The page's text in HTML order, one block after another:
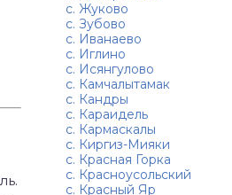
с. Жуково
с. Зубово
с. Иванаево
с. Иглино
с. Исянгулово
с. Камчалытамак
с. Кандры
с. Караидель
с. Кармаскалы
с. Киргиз-Мияки
с. Красная Горка
с. Красноусольский
с. Красный Яр